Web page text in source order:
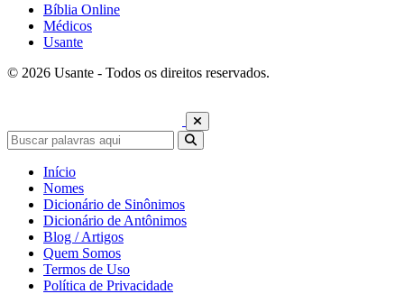
Bíblia Online
Médicos
Usante
© 2026 Usante - Todos os direitos reservados.
Início
Nomes
Dicionário de Sinônimos
Dicionário de Antônimos
Blog / Artigos
Quem Somos
Termos de Uso
Política de Privacidade